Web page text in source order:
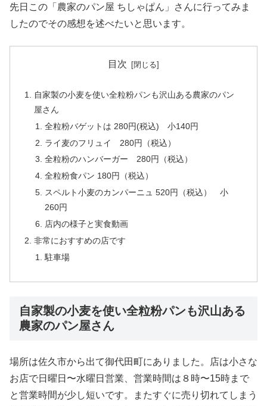
先日この「農家のパン屋 ちしゃぱん」さんに行ってみま
したのでその感想を述べたいと思います。
目次
自家製の小麦を使い全粒粉パンも沢山ある農家のパン
屋さん
全粒粉バゲットは 280円(税込) 小140円
ライ麦のフリュイ 280円（税込）
全粒粉のハンバーガー 280円（税込）
全粒粉食パン 180円（税込）
スペルト小麦のカンパーニュ 520円（税込） 小
260円
店内の様子と実食動画
非常におすすめの店です
駐車場
自家製の小麦を使い全粒粉パンも沢山ある
農家のパン屋さん
場所は佐久市から出て御代田町にありました。店は小さな
お店で日曜日〜水曜日営業、営業時間は８時〜15時まで
と営業時間が少し短いです。またすぐに売り切れてしまう